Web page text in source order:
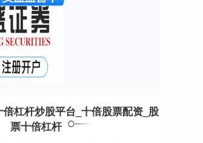
倍杠杆炒股平台_十倍股票配资_股
票十倍杠杆